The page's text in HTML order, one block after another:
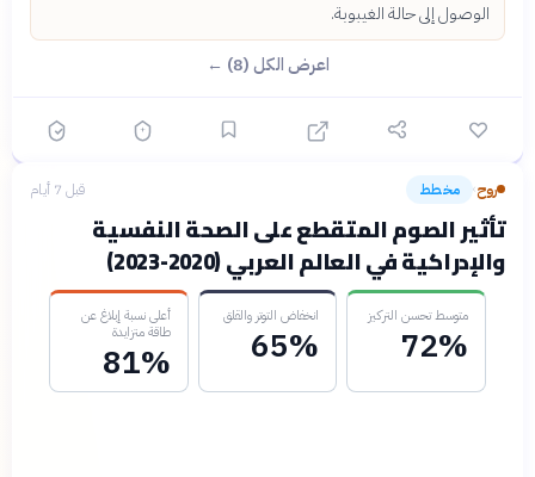
الوصول إلى حالة الغيبوبة.
اعرض الكل (8) ←
روح› مخطط قبل 7 أيام
تأثير الصوم المتقطع على الصحة النفسية
والإدراكية في العالم العربي (2020-2023)
متوسط تحسن التركيز
72%
انخفاض التوتر والقلق
65%
أعلى نسبة إبلاغ عن
طاقة متزايدة
81%